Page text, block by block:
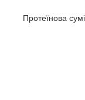
Протеїнова